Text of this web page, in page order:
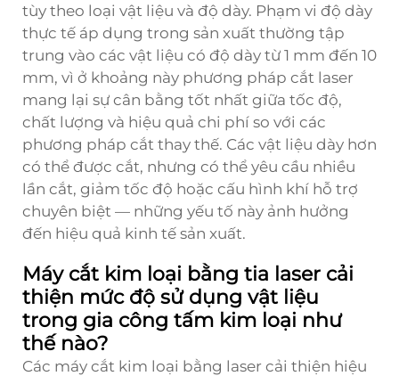
tùy theo loại vật liệu và độ dày. Phạm vi độ dày
thực tế áp dụng trong sản xuất thường tập
trung vào các vật liệu có độ dày từ 1 mm đến 10
mm, vì ở khoảng này phương pháp cắt laser
mang lại sự cân bằng tốt nhất giữa tốc độ,
chất lượng và hiệu quả chi phí so với các
phương pháp cắt thay thế. Các vật liệu dày hơn
có thể được cắt, nhưng có thể yêu cầu nhiều
lần cắt, giảm tốc độ hoặc cấu hình khí hỗ trợ
chuyên biệt — những yếu tố này ảnh hưởng
đến hiệu quả kinh tế sản xuất.
Máy cắt kim loại bằng tia laser cải
thiện mức độ sử dụng vật liệu
trong gia công tấm kim loại như
thế nào?
Các máy cắt kim loại bằng laser cải thiện hiệu